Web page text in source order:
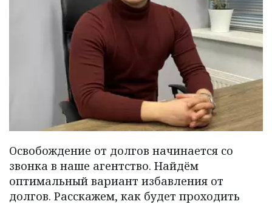
Освобождение от долгов начинается со
звонка в наше агентство. Найдём
оптимальный вариант избавления от
долгов. Расскажем, как будет проходить